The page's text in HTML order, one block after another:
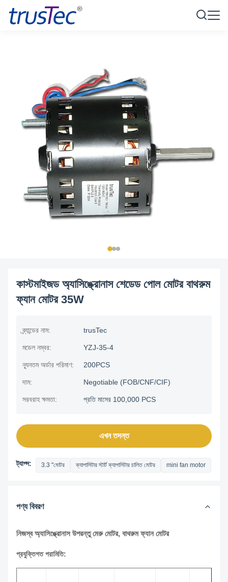
কাস্টমাইজড অ্যাসিঙ্ক্রোনাস শেডেড পোল মোটর বাথরুম
ফ্যান মোটর 35W
ব্র্যান্ডের নাম: trusTec
মডেল নম্বর: YZJ-35-4
ন্যূনতম অর্ডার পরিমাণ: 200PCS
দাম: Negotiable (FOB/CNF/CIF)
সরবরাহ ক্ষমতা: প্রতি মাসের 100,000 PCS
এখন তদন্ত
ট্যাগ্স: 3.3 "মোটর ক্যাপাসিটার স্টার্ট ক্যাপাসিটার চালিত মোটর mini fan motor
পণ্য বিবরণ
নিজস্ব অ্যাসিঙ্ক্রোনাস উপরন্তু মেরু মোটর, বাথরুম ফ্যান মোটর
প্রযুক্তিগত পরামিতি: